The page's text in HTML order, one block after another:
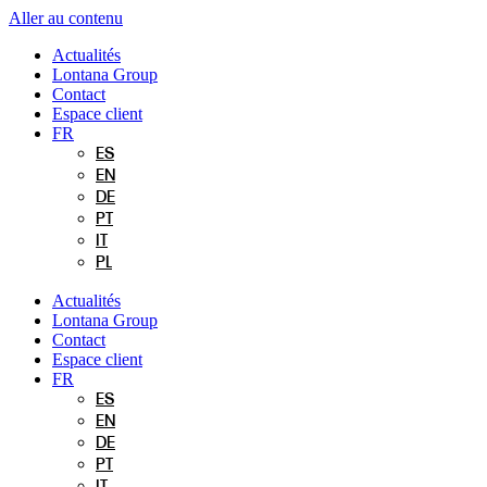
Aller au contenu
Actualités
Lontana Group
Contact
Espace client
FR
ES
EN
DE
PT
PL
Actualités
Lontana Group
Contact
Espace client
FR
ES
EN
DE
PT